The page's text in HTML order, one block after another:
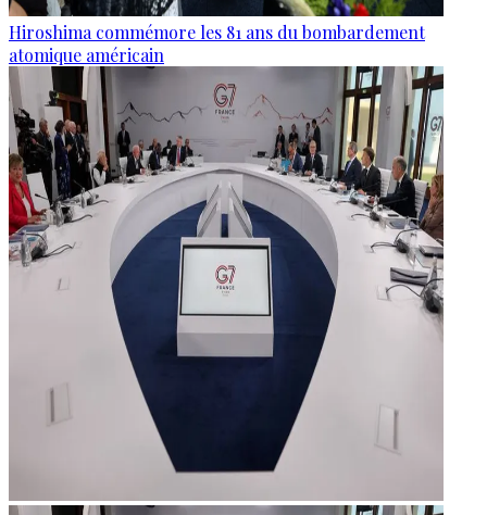
Hiroshima commémore les 81 ans du bombardement
atomique américain